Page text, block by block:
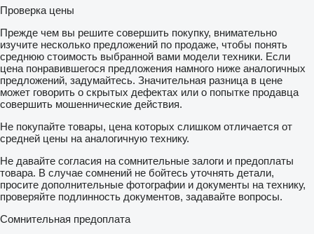
Проверка цены
Прежде чем вы решите совершить покупку, внимательно
изучите несколько предложений по продаже, чтобы понять
среднюю стоимость выбранной вами модели техники. Если
цена понравившегося предложения намного ниже аналогичных
предложений, задумайтесь. Значительная разница в цене
может говорить о скрытых дефектах или о попытке продавца
совершить мошеннические действия.
Не покупайте товары, цена которых слишком отличается от
средней цены на аналогичную технику.
Не давайте согласия на сомнительные залоги и предоплаты
товара. В случае сомнений не бойтесь уточнять детали,
просите дополнительные фотографии и документы на технику,
проверяйте подлинность документов, задавайте вопросы.
Сомнительная предоплата